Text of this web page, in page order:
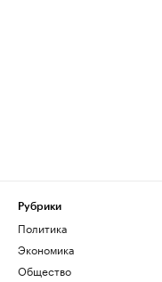
Рубрики
Политика
Экономика
Общество